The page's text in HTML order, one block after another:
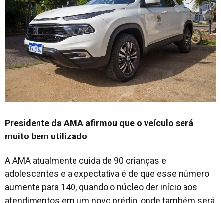
Presidente da AMA afirmou que o veículo será
muito bem utilizado
A AMA atualmente cuida de 90 crianças e
adolescentes e a expectativa é de que esse número
aumente para 140, quando o núcleo der início aos
atendimentos em um novo prédio, onde também será